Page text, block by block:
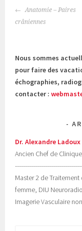
NAVIGATION
DES
Anatomie – Paires
crâniennes
Nous sommes
pour faire des
échographies,
contacter :
Dr. Alexandre Ladoux
Ancien Chef de
Master 2 de
femme, DIU
Imagerie Vasculaire